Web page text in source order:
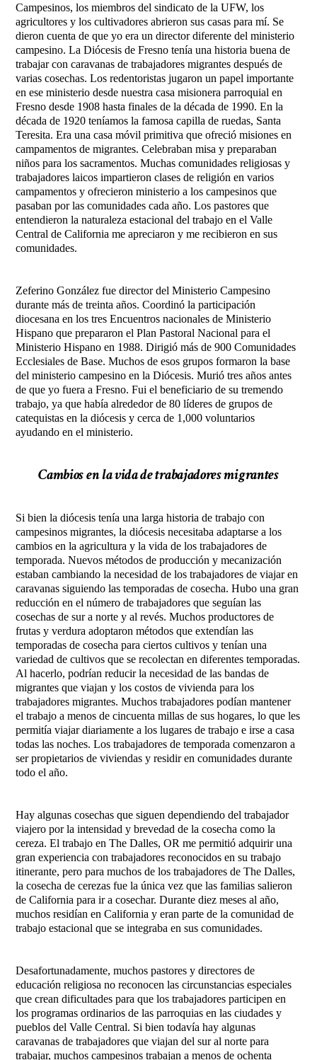
Campesinos, los miembros del sindicato de la UFW, los
agricultores y los cultivadores abrieron sus casas para mí. Se
dieron cuenta de que yo era un director diferente del ministerio
campesino. La Diócesis de Fresno tenía una historia buena de
trabajar con caravanas de trabajadores migrantes después de
varias cosechas. Los redentoristas jugaron un papel importante
en ese ministerio desde nuestra casa misionera parroquial en
Fresno desde 1908 hasta finales de la década de 1990. En la
década de 1920 teníamos la famosa capilla de ruedas, Santa
Teresita. Era una casa móvil primitiva que ofreció misiones en
campamentos de migrantes. Celebraban misa y preparaban
niños para los sacramentos. Muchas comunidades religiosas y
trabajadores laicos impartieron clases de religión en varios
campamentos y ofrecieron ministerio a los campesinos que
pasaban por las comunidades cada año. Los pastores que
entendieron la naturaleza estacional del trabajo en el Valle
Central de California me apreciaron y me recibieron en sus
comunidades.
Zeferino González fue director del Ministerio Campesino
durante más de treinta años. Coordinó la participación
diocesana en los tres Encuentros nacionales de Ministerio
Hispano que prepararon el Plan Pastoral Nacional para el
Ministerio Hispano en 1988. Dirigió más de 900 Comunidades
Ecclesiales de Base. Muchos de esos grupos formaron la base
del ministerio campesino en la Diócesis. Murió tres años antes
de que yo fuera a Fresno. Fui el beneficiario de su tremendo
trabajo, ya que había alrededor de 80 líderes de grupos de
catequistas en la diócesis y cerca de 1,000 voluntarios
ayudando en el ministerio.
Cambios en la vida de trabajadores migrantes
Si bien la diócesis tenía una larga historia de trabajo con
campesinos migrantes, la diócesis necesitaba adaptarse a los
cambios en la agricultura y la vida de los trabajadores de
temporada. Nuevos métodos de producción y mecanización
estaban cambiando la necesidad de los trabajadores de viajar en
caravanas siguiendo las temporadas de cosecha. Hubo una gran
reducción en el número de trabajadores que seguían las
cosechas de sur a norte y al revés. Muchos productores de
frutas y verdura adoptaron métodos que extendían las
temporadas de cosecha para ciertos cultivos y tenían una
variedad de cultivos que se recolectan en diferentes temporadas.
Al hacerlo, podrían reducir la necesidad de las bandas de
migrantes que viajan y los costos de vivienda para los
trabajadores migrantes. Muchos trabajadores podían mantener
el trabajo a menos de cincuenta millas de sus hogares, lo que les
permitía viajar diariamente a los lugares de trabajo e irse a casa
todas las noches. Los trabajadores de temporada comenzaron a
ser propietarios de viviendas y residir en comunidades durante
todo el año.
Hay algunas cosechas que siguen dependiendo del trabajador
viajero por la intensidad y brevedad de la cosecha como la
cereza. El trabajo en The Dalles, OR me permitió adquirir una
gran experiencia con trabajadores reconocidos en su trabajo
itinerante, pero para muchos de los trabajadores de The Dalles,
la cosecha de cerezas fue la única vez que las familias salieron
de California para ir a cosechar. Durante diez meses al año,
muchos residían en California y eran parte de la comunidad de
trabajo estacional que se integraba en sus comunidades.
Desafortunadamente, muchos pastores y directores de
educación religiosa no reconocen las circunstancias especiales
que crean dificultades para que los trabajadores participen en
los programas ordinarios de las parroquias en las ciudades y
pueblos del Valle Central. Si bien todavía hay algunas
caravanas de trabajadores que viajan del sur al norte para
trabajar, muchos campesinos trabajan a menos de ochenta